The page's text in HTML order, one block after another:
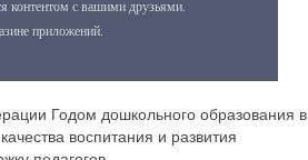
Годом дошкольного образования в
воспитания и развития